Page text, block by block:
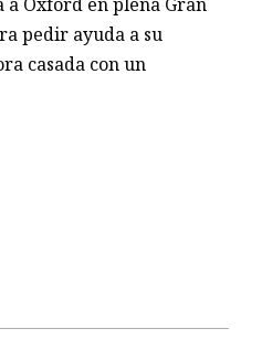
pedir ayuda a su
casada con un